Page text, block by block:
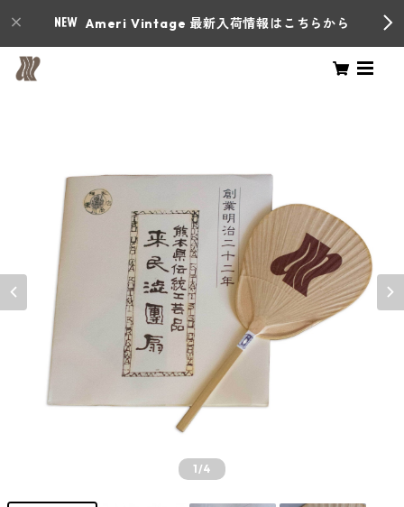
Ameri Vintage 最新入荷情報はこちらから
1/4